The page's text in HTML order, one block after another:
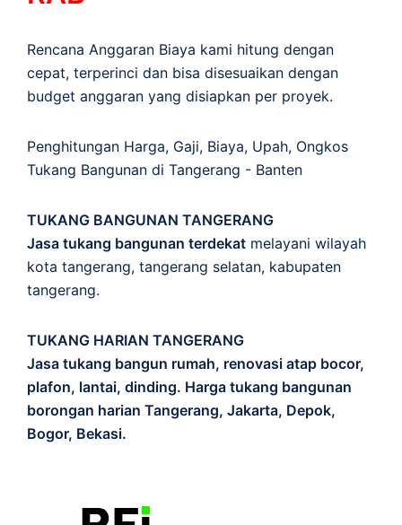
Rencana Anggaran Biaya kami hitung dengan
cepat, terperinci dan bisa disesuaikan dengan
budget anggaran yang disiapkan per proyek.
Penghitungan Harga, Gaji, Biaya, Upah, Ongkos
Tukang Bangunan di Tangerang - Banten
TUKANG BANGUNAN TANGERANG
Jasa tukang bangunan terdekat melayani wilayah
kota tangerang, tangerang selatan, kabupaten
tangerang.
TUKANG HARIAN TANGERANG
Jasa tukang bangun rumah, renovasi atap bocor,
plafon, lantai, dinding. Harga tukang bangunan
borongan harian Tangerang, Jakarta, Depok,
Bogor, Bekasi.